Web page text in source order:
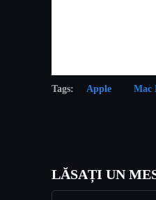
Tags: Apple Mac
LĂSAȚI UN